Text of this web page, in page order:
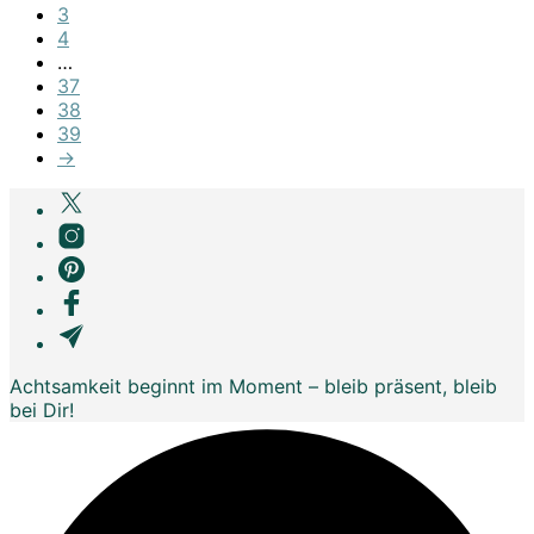
3
4
…
37
38
39
→
Achtsamkeit beginnt im Moment – bleib präsent, bleib
bei Dir!